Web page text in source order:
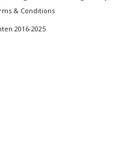
& Conditions
2016-2025